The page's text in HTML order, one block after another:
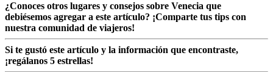
¿Conoces otros lugares y consejos sobre Venecia que
debiésemos agregar a este artículo? ¡Comparte tus tips con
nuestra comunidad de viajeros!
Si te gustó este artículo y la información que encontraste,
¡regálanos 5 estrellas!